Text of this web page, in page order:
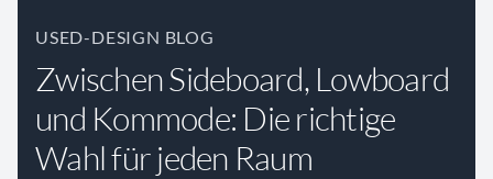
USED-DESIGN BLOG
Zwischen Sideboard, Lowboard
und Kommode: Die richtige
Wahl für jeden Raum